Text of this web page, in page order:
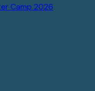
Camp 2026